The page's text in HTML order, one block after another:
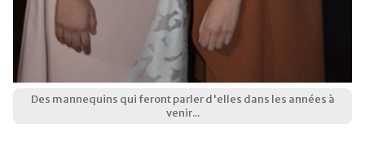
Des mannequins qui feront parler d'elles dans les années à
venir...